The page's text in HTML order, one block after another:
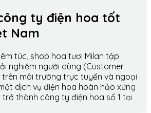
ty điện hoa tốt
Nam
túc, shop hoa tươi Milan tập
nghiệm người dùng (Customer
trên môi trường trực tuyến và ngoại
dịch vụ điện hoa hoàn hảo xứng
thành công ty điện hoa số 1 tại